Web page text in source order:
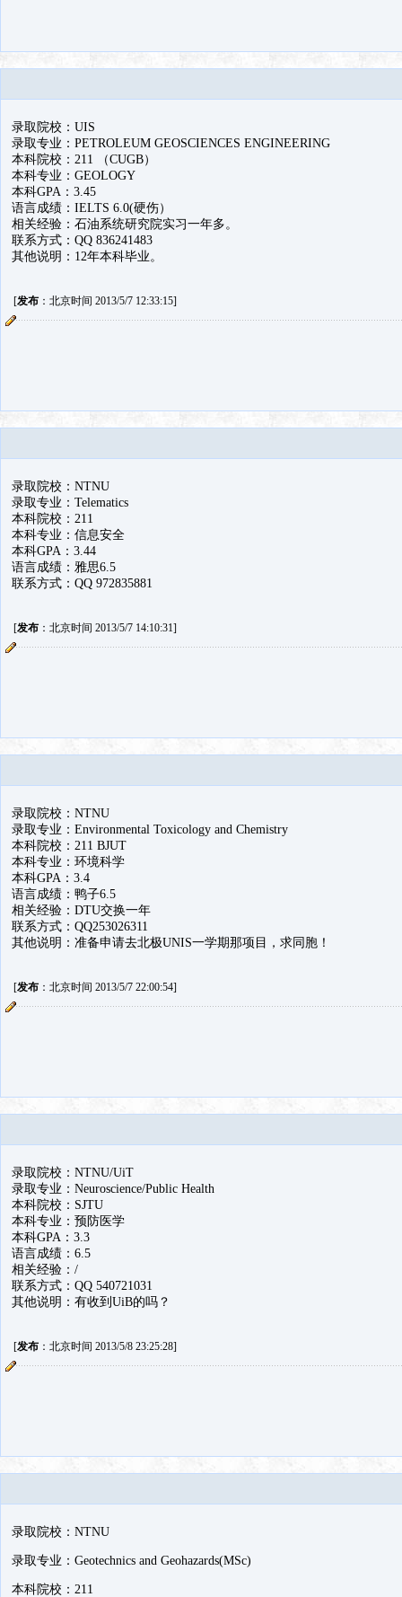
录取院校：UIS
录取专业：PETROLEUM GEOSCIENCES ENGINEERING
本科院校：211 （CUGB）
本科专业：GEOLOGY
本科GPA：3.45
语言成绩：IELTS 6.0(硬伤）
相关经验：石油系统研究院实习一年多。
联系方式：QQ 836241483
其他说明：12年本科毕业。
[发布：北京时间 2013/5/7 12:33:15]
录取院校：NTNU
录取专业：Telematics
本科院校：211
本科专业：信息安全
本科GPA：3.44
语言成绩：雅思6.5
联系方式：QQ 972835881
[发布：北京时间 2013/5/7 14:10:31]
录取院校：NTNU
录取专业：Environmental Toxicology and Chemistry
本科院校：211 BJUT
本科专业：环境科学
本科GPA：3.4
语言成绩：鸭子6.5
相关经验：DTU交换一年
联系方式：QQ253026311
其他说明：准备申请去北极UNIS一学期那项目，求同胞！
[发布：北京时间 2013/5/7 22:00:54]
录取院校：NTNU/UiT
录取专业：Neuroscience/Public Health
本科院校：SJTU
本科专业：预防医学
本科GPA：3.3
语言成绩：6.5
相关经验：/
联系方式：QQ 540721031
其他说明：有收到UiB的吗？
[发布：北京时间 2013/5/8 23:25:28]
录取院校：NTNU
录取专业：Geotechnics and Geohazards(MSc)
本科院校：211